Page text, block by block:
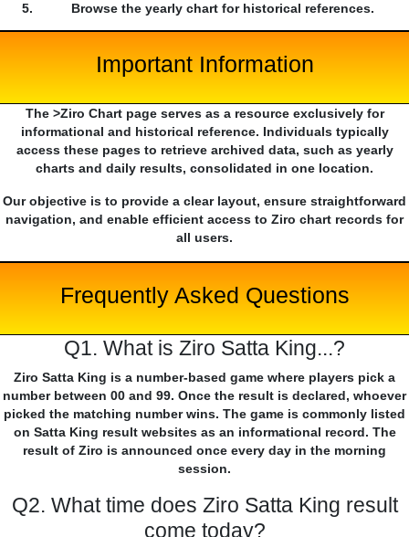
Browse the yearly chart for historical references.
Important Information
The >Ziro Chart page serves as a resource exclusively for
informational and historical reference. Individuals typically
access these pages to retrieve archived data, such as yearly
charts and daily results, consolidated in one location.
Our objective is to provide a clear layout, ensure straightforward
navigation, and enable efficient access to Ziro chart records for
all users.
Frequently Asked Questions
Q1. What is Ziro Satta King...?
Ziro Satta King is a number-based game where players pick a
number between 00 and 99. Once the result is declared, whoever
picked the matching number wins. The game is commonly listed
on Satta King result websites as an informational record. The
result of Ziro is announced once every day in the morning
session.
Q2. What time does Ziro Satta King result
come today?